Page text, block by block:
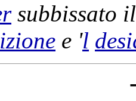
subbissato
e 'l